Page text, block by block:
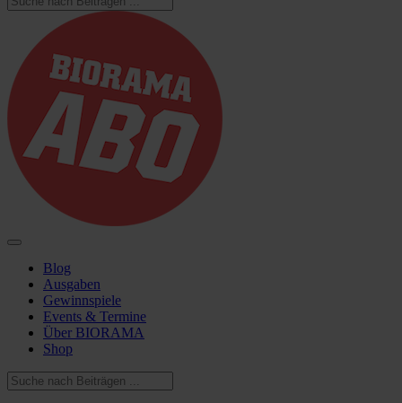
Blog
Ausgaben
Gewinnspiele
Events & Termine
Über BIORAMA
Shop